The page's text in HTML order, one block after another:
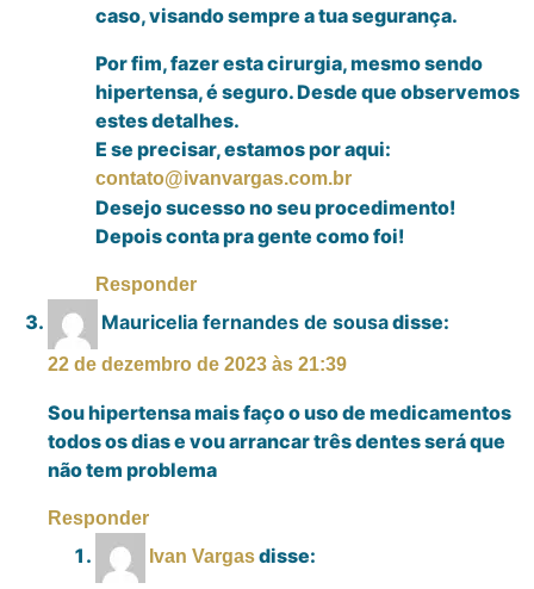
caso, visando sempre a tua segurança.
Por fim, fazer esta cirurgia, mesmo sendo
hipertensa, é seguro. Desde que observemos
estes detalhes.
E se precisar, estamos por aqui:
contato@ivanvargas.com.br
Desejo sucesso no seu procedimento!
Depois conta pra gente como foi!
Responder
Mauricelia fernandes de sousadisse:
22 de dezembro de 2023 às 21:39
Sou hipertensa mais faço o uso de medicamentos
todos os dias e vou arrancar três dentes será que
não tem problema
Responder
Ivan Vargasdisse: